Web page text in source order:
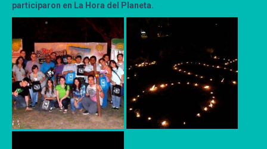
participaron en La Hora del Planeta.